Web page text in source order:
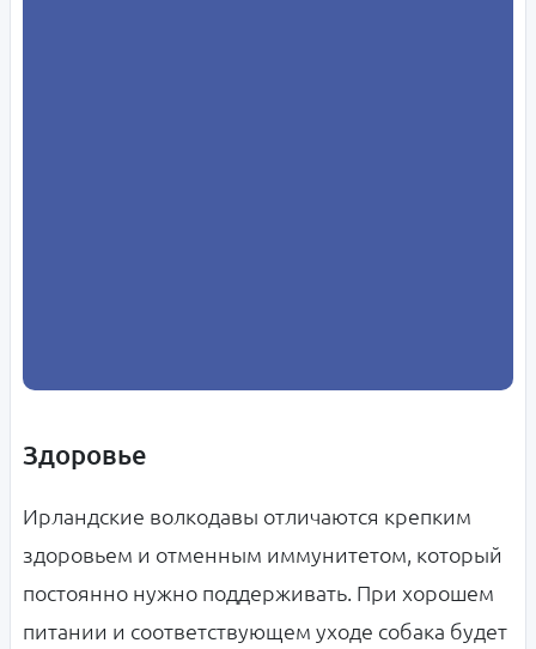
Здоровье
Ирландские волкодавы отличаются крепким
здоровьем и отменным иммунитетом, который
постоянно нужно поддерживать. При хорошем
питании и соответствующем уходе собака будет